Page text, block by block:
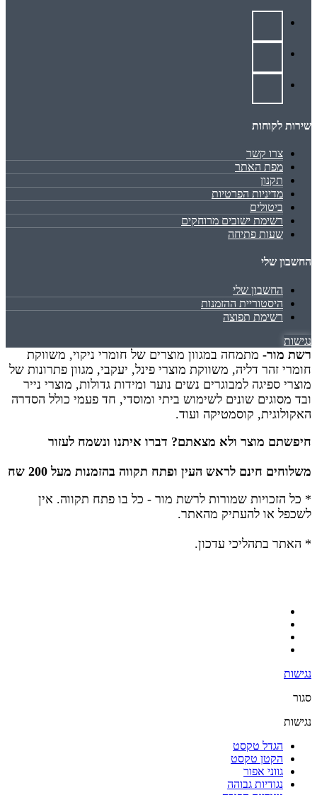
שירות לקוחות
צרו קשר
מפת האתר
תקנון
מדיניות הפרטיות
ביטולים
רשימת ישובים מרוחקים
שעות פתיחה
החשבון שלי
החשבון שלי
היסטוריית ההזמנות
רשימת תפוצה
נגישות
רשת מור- מתמחה במגוון מוצרים של חומרי ניקוי, משווקת
חומרי זהר דליה, משווקת מוצרי פינל, יעקבי, מגוון פתרונות של
מוצרי ספיגה למבוגרים נשים נוער ומידות גדולות, מוצרי נייר
ובד מסוגים שונים לשימוש ביתי ומוסדי, חד פעמי כולל הסדרה
האקולוגית, קוסמטיקה ועוד.
חיפשתם מוצר ולא מצאתם? דברו איתנו ונשמח לעזור
משלוחים חינם לראש העין ופתח תקווה בהזמנות מעל 200 שח
* כל הזכויות שמורות לרשת מור - כל בו פתח תקווה. אין
לשכפל או להעתיק מהאתר.
* האתר בתהליכי עדכון.
נגישות
סגור
נגישות
הגדל טקסט
הקטן טקסט
גווני אפור
נגודיות גבוהה